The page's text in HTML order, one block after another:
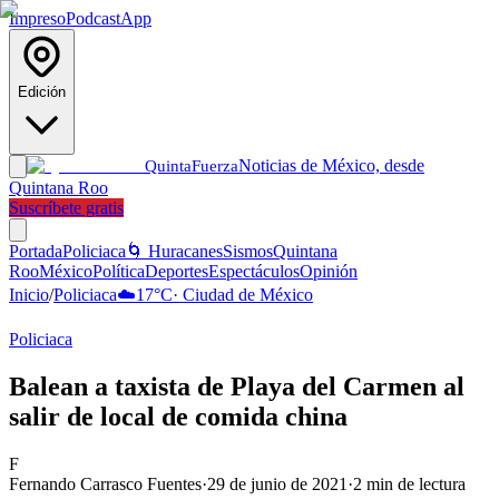
ImpresoPodcastApp
Edición
QuintaFuerzaNoticias de México, desde
Quintana Roo
Suscríbete gratis
PortadaPoliciaca 🌀 HuracanesSismosQuintana
RooMéxicoPolíticaDeportesEspectáculosOpinión
Inicio/Policiaca☁️17°C· Ciudad de México
Policiaca
Balean a taxista de Playa del Carmen al
salir de local de comida china
F
Fernando Carrasco Fuentes·29 de junio de 2021 ·2 min de lectura